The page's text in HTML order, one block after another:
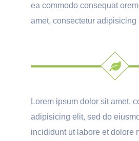
ea commodo consequat
amet, consectetur adipisicing
Lorem ipsum dolor sit amet,
adipisicing elit, sed do
incididunt ut labore et dolore